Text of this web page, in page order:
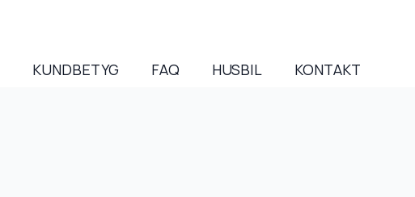
KUNDBETYG FAQ HUSBIL KONTAKT